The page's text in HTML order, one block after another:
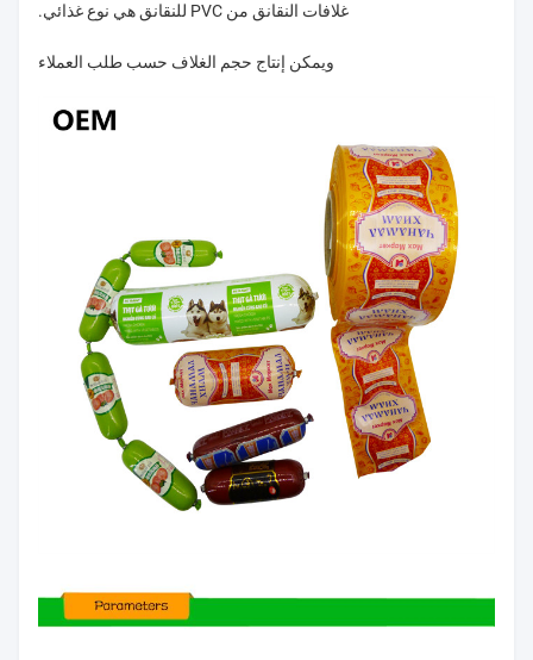
غلافات النقانق من PVC للنقانق هي نوع غذائي.
ويمكن إنتاج حجم الغلاف حسب طلب العملاء